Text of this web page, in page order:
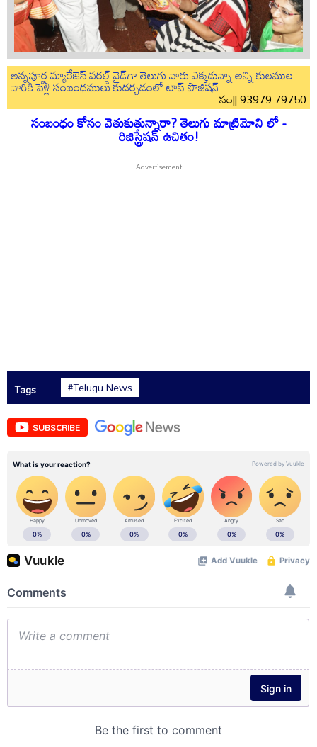
అన్నపూర్ణ మ్యారేజెస్ వరల్డ్ వైడ్‌గా తెలుగు వారు ఎక్కడున్నా అన్ని కులముల
వారికి పెళ్లి సంబంధములు కుదర్చడంలో టాప్ పొజిషన్
సం|| 93979 79750
సంబంధం కోసం వెతుకుతున్నారా? తెలుగు మాట్రిమోని లో -
రిజిస్ట్రేషన్ ఉచితం!
Tags #Telugu News
SUBSCRIBE